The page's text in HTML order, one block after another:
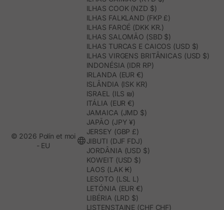
ILHAS COOK (NZD $)
ILHAS FALKLAND (FKP £)
ILHAS FAROÉ (DKK KR.)
ILHAS SALOMÃO (SBD $)
ILHAS TURCAS E CAICOS (USD $)
ILHAS VIRGENS BRITÂNICAS (USD $)
INDONÉSIA (IDR RP)
IRLANDA (EUR €)
ISLÂNDIA (ISK KR)
ISRAEL (ILS ₪)
ITÁLIA (EUR €)
JAMAICA (JMD $)
JAPÃO (JPY ¥)
JERSEY (GBP £)
JIBUTI (DJF FDJ)
JORDÂNIA (USD $)
KOWEIT (USD $)
LAOS (LAK ₭)
LESOTO (LSL L)
LETÓNIA (EUR €)
LIBÉRIA (LRD $)
LISTENSTAINE (CHF CHF)
© 2026 Polín et moi
- EU